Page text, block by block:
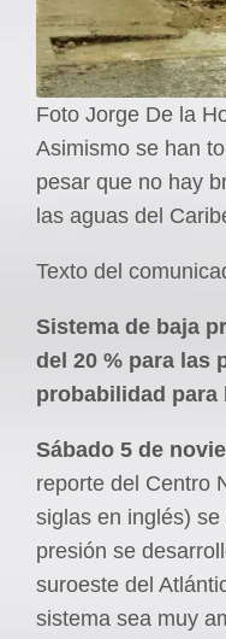
Foto Jorge De la
Asimismo se han
pesar que no hay
las aguas del
Texto del
Sistema de baja
del 20 % para las
probabilidad
Sábado 5 de
reporte del Centro
siglas en inglés)
presión se
suroeste del
sistema sea muy